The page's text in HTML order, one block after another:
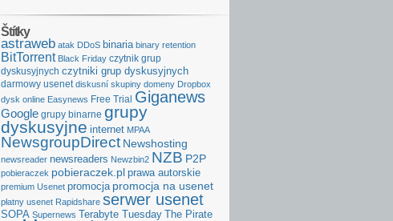
Štítky
astraweb atak DDoS binaria binary retention
BitTorrent Black Friday czytnik grup
dyskusyjnych czytniki grup dyskusyjnych
darmowy usenet diskusní skupiny domeny Dropbox
dysk online Easynews Free Trial Giganews
Google grupy binarne grupy
dyskusyjne internet MPAA
NewsgroupDirect Newshosting
newsreader newsreaders Newzbin2 NZB P2P
pobieraczek pobieraczek.pl prawa autorskie
premium Usenet promocja promocja na usenet
płatny usenet Rapidshare serwer usenet
SOPA Supernews Terabyte Tuesday The Pirate